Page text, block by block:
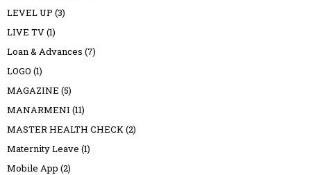
LEVEL UP (3)
LIVE TV(1)
Loan & Advances (7)
LOGO (1)
MAGAZINE (5)
MANARMENI (11)
MASTER HEALTH CHECK(2)
Maternity Leave (1)
Mobile App (2)